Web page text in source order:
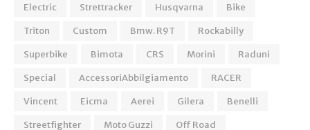
Electric
Strettracker Husqvarna
Bike
Triton
Custom Bmw. R9T
Rockabilly
Superbike
Bimota CRS Morini
Raduni
Special
AccessoriAbbilgiamento
RACER
Vincent
Eicma Aerei Gilera
Benelli
Streetfighter
Moto Guzzi
Off Road